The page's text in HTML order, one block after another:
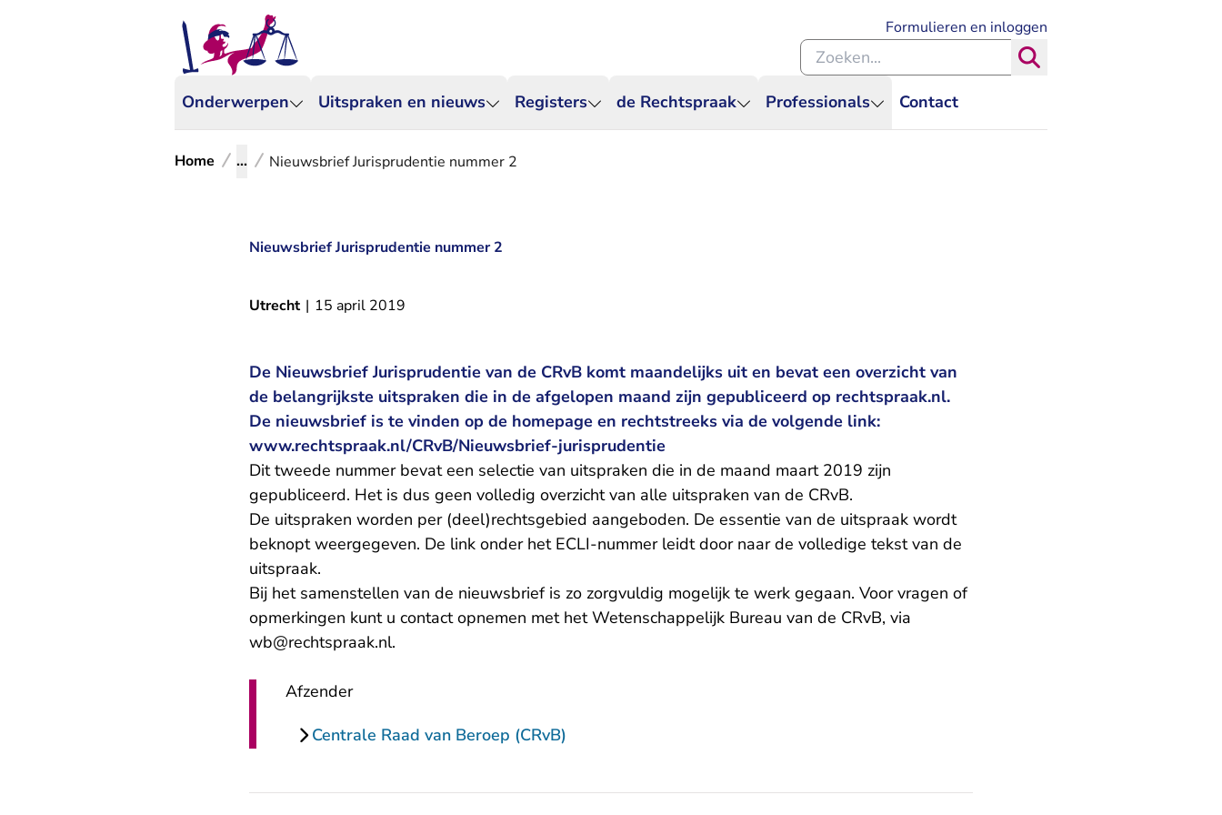
Onderwerpen Uitspraken en nieuws Registers de Rechtspraak Professionals Contact
Formulieren en inloggen
Zoeken binnen de Rechtspraak
Home ... Nieuwsbrief Jurisprudentie nummer 2
Nieuwsbrief Jurisprudentie nummer 2
Utrecht | 15 april 2019
De Nieuwsbrief Jurisprudentie van de CRvB komt maandelijks uit en bevat een overzicht van
de belangrijkste uitspraken die in de afgelopen maand zijn gepubliceerd op rechtspraak.nl.
De nieuwsbrief is te vinden op de homepage en rechtstreeks via de volgende link:
www.rechtspraak.nl/CRvB/Nieuwsbrief-jurisprudentie
Dit tweede nummer bevat een selectie van uitspraken die in de maand maart 2019 zijn
gepubliceerd. Het is dus geen volledig overzicht van alle uitspraken van de CRvB.
De uitspraken worden per (deel)rechtsgebied aangeboden. De essentie van de uitspraak wordt
beknopt weergegeven. De link onder het ECLI-nummer leidt door naar de volledige tekst van de
uitspraak.
Bij het samenstellen van de nieuwsbrief is zo zorgvuldig mogelijk te werk gegaan. Voor vragen of
opmerkingen kunt u contact opnemen met het Wetenschappelijk Bureau van de CRvB, via
wb@rechtspraak.nl.
Afzender
Centrale Raad van Beroep (CRvB)